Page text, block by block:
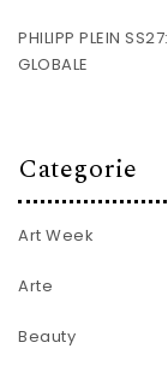
PHILIPP PLEIN
GLOBALE
Categorie
Art Week
Arte
Beauty